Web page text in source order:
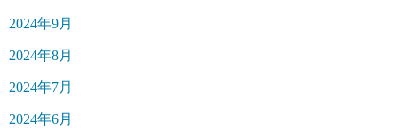
2024年9月
2024年8月
2024年7月
2024年6月